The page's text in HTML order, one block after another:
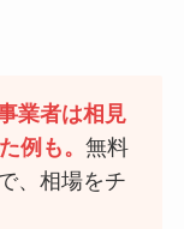
業者は相見
例も。無料
、相場をチ